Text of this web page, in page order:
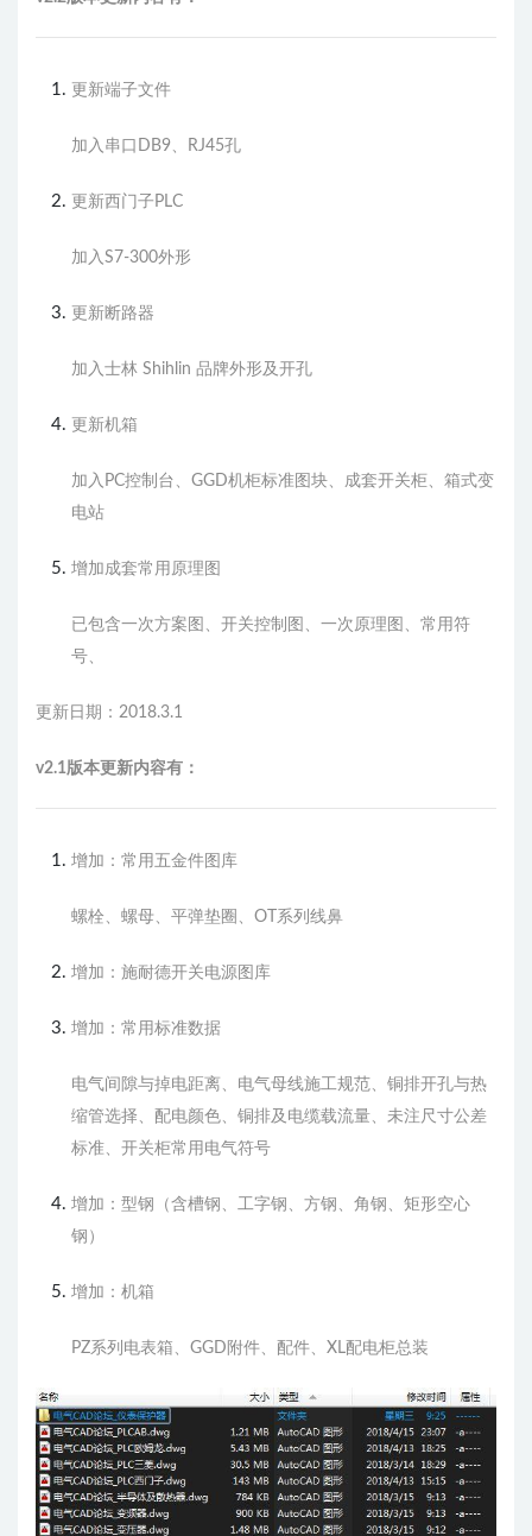
更新端子文件
加入串口DB9、RJ45孔
更新西门子PLC
加入S7-300外形
更新断路器
加入士林 Shihlin 品牌外形及开孔
更新机箱
加入PC控制台、GGD机柜标准图块、成套开关柜、箱式变
电站
增加成套常用原理图
已包含一次方案图、开关控制图、一次原理图、常用符
号、
更新日期：2018.3.1
v2.1版本更新内容有：
增加：常用五金件图库
螺栓、螺母、平弹垫圈、OT系列线鼻
增加：施耐德开关电源图库
增加：常用标准数据
电气间隙与掉电距离、电气母线施工规范、铜排开孔与热
缩管选择、配电颜色、铜排及电缆载流量、未注尺寸公差
标准、开关柜常用电气符号
增加：型钢（含槽钢、工字钢、方钢、角钢、矩形空心
钢）
增加：机箱
PZ系列电表箱、GGD附件、配件、XL配电柜总装